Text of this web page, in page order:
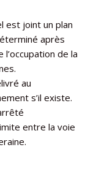
est joint un plan
après
de la
au
s’il existe.
entre la voie